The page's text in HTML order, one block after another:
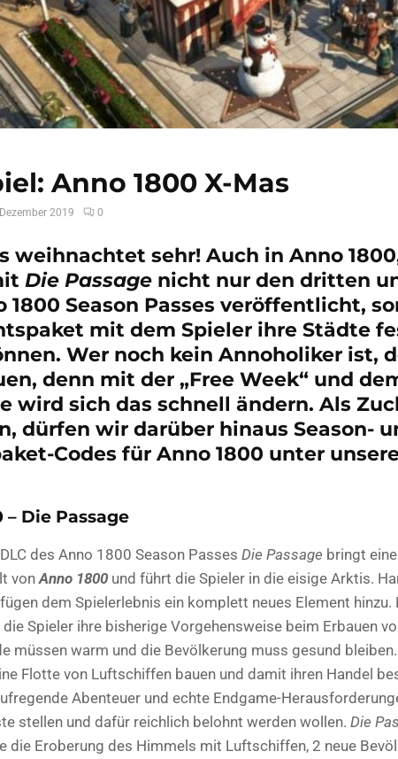
Anno 1800 X-Mas
2019 0
weihnachtet sehr! Auch in Anno
Die Passage nicht nur den dritten
1800 Season Passes veröffentlicht,
mit dem Spieler ihre Städte
Wer noch kein Annoholiker ist,
denn mit der „Free Week“ und
wird sich das schnell ändern. Als
dürfen wir darüber hinaus Season-
Codes für Anno 1800 unter
– Die Passage
des Anno 1800 Season Passes Die Passage bringt
von Anno 1800 und führt die Spieler in die eisige Arktis.
dem Spielerlebnis ein komplett neues Element hinzu.
Spieler ihre bisherige Vorgehensweise beim Erbauen
müssen warm und die Bevölkerung muss gesund
Flotte von Luftschiffen bauen und damit ihren Handel
Abenteuer und echte Endgame-
stellen und dafür reichlich belohnt werden wollen. Die
die Eroberung des Himmels mit Luftschiffen, 2 neue